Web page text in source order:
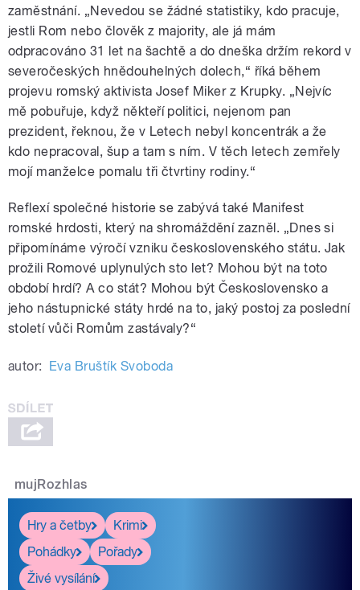
zaměstnání. „Nevedou se žádné statistiky, kdo pracuje,
jestli Rom nebo člověk z majority, ale já mám
odpracováno 31 let na šachtě a do dneška držím rekord v
severočeských hnědouhelných dolech,“ říká během
projevu romský aktivista Josef Miker z Krupky. „Nejvíc
mě pobuřuje, když někteří politici, nejenom pan
prezident, řeknou, že v Letech nebyl koncentrák a že
kdo nepracoval, šup a tam s ním. V těch letech zemřely
mojí manželce pomalu tři čtvrtiny rodiny.“
Reflexí společné historie se zabývá také Manifest
romské hrdosti, který na shromáždění zazněl. „Dnes si
připomínáme výročí vzniku československého státu. Jak
prožili Romové uplynulých sto let? Mohou být na toto
období hrdí? A co stát? Mohou být Československo a
jeho nástupnické státy hrdé na to, jaký postoj za poslední
století vůči Romům zastávaly?“
autor: Eva Bruštík Svoboda
mujRozhlas
Hry a četby
Krimi
Pohádky
Pořady
Živé vysílání